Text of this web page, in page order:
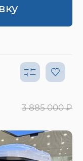
3 885 000 ₽